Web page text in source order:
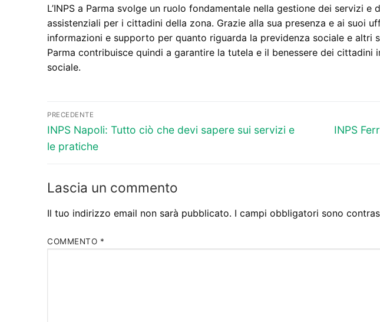
L’INPS a Parma svolge un ruolo fondamentale nella gestione dei servizi
assistenziali per i cittadini della zona. Grazie alla sua presenza e ai suoi
informazioni e supporto per quanto riguarda la previdenza sociale e altri
Parma contribuisce quindi a garantire la tutela e il benessere dei cittadini
sociale.
Navigazione
articoli
PRECEDENTE
Articolo
precedente:
INPS Napoli: Tutto ciò che devi sapere sui servizi e
le pratiche
Articolo
INPS
Lascia un commento
Il tuo indirizzo email non sarà pubblicato. I campi obbligatori sono
COMMENTO *